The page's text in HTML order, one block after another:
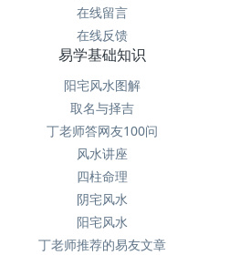
在线留言
在线反馈
易学基础知识
阳宅风水图解
取名与择吉
丁老师答网友100问
风水讲座
四柱命理
阴宅风水
阳宅风水
丁老师推荐的易友文章